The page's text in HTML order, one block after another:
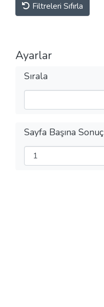
Filtreleri Sıfırla
Ayarlar
Sırala
Sayfa Başına Sonuç